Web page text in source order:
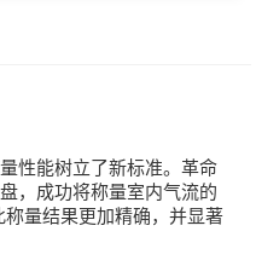
性能树立了新标准。革命
，成功将称量室内气流的
量结果更加精确，并显著